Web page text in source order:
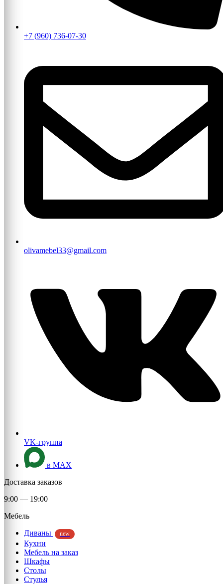
+7 (960) 736-07-30
olivamebel33@gmail.com
VK-группа
в MAX
Доставка заказов
9:00 — 19:00
Мебель
Диваны
new
Кухни
Мебель на заказ
Шкафы
Столы
Стулья